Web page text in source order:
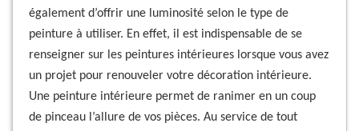
également d’offrir une luminosité selon le type de
peinture à utiliser. En effet, il est indispensable de se
renseigner sur les peintures intérieures lorsque vous avez
un projet pour renouveler votre décoration intérieure.
Une peinture intérieure permet de ranimer en un coup
de pinceau l’allure de vos pièces. Au service de tout